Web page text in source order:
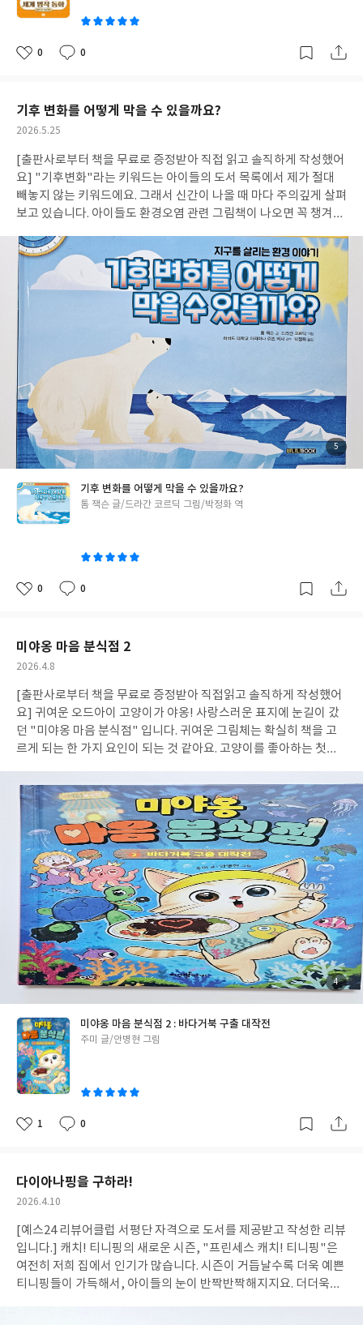
심을 다잡아보고자 합니다. #도서제공 #엄마를위한멘탈수업 #안은
희 #바른북스 #엄마북돋움
서를기르는마음연습그림책
있다는 것을 알았기에 알라딘에게 형 행세를 하며 요술 램프를 가져
오라고 꼬득여요. 그렇게 알라딘이 요술 램프를 가져오게 되는데
요... [감상]디즈니가 익숙해서 그런지, 원전에 가까운 알라딘 이야
도 이해가 가기는 했어요. 어떤 소원이든 들어주는 요술 램프 속 요
정을 보며, 부모를 바라보는 아이들의 바람이 이와 비슷하지 않을까
하는 생각도 해봅니다. 착한 우리 아이들은, 부모님이 어떤 소원이
든 너끈히 들어주는 요술 램프 속 요정처럼 생각할 수 있지 않을까
요? 더불어 매번 어려운 소원을 들어주는 요술 램프 속 요정이 조금
고단하지 않을까, 나쁜 사람에게 혹사당하는 일도 생기지 않을까 하
는 상상도 해보아요. 어쩌면 '착한 사람만 들어갈 수 있는 동굴'의 조
혹사하지 않도록, 착한 사람들만 요술 램프를 가질 수 있게 한 것이
죠. [추천독자]긴 줄글을 읽기 시작하는 초등 2-3학년 학생들이 읽
기 적합할 것 같습니다. 어린이 버전으로 재미있게 각색된 내용이
라, 아이들도 쉽게 읽어내려갈 수 있을 것 같아요. #리뷰어클럽리뷰
#티니핑세계명작동화 #알라딘과요술램프
좋
0
댓
0
작
기후 변화를 어떻게 막을 수 있을까요?
작
일
2026.5.25
[출판사로부터 책을 무료로 증정받아 직접 읽고 솔직하게 작성했어
요] "기후변화"라는 키워드는 아이들의 도서 목록에서 제가 절대
빼놓지 않는 키워드에요. 그래서 신간이 나올 때 마다 주의깊게 살펴
보고 있습니다. 아이들도 환경오염 관련 그림책이 나오면 꼭 챙겨보
히 독특한 방법으로 문제를 제시하고 그와 관련된 자료들을 제공해
요. 다양한 방식으로 탐구할 수 있는 책이기 때문에 이 시리즈 역시
눈여겨 보고 있습니다. 그러던 중, "기후 변화를 어떻게 막을 수 있
을까요?" 라는 주제로 마인드 맵 시리즈가 발간되었다고 하니, 안
볼 수 없었어요. 함께 살펴봐요. > 기후 변화를 어떻게 막을 수 있을
까요? 바나나북의 마인드 맵 그림책은 여타 그림책처럼 선형으로
진행되는 그림책이 아니에요. 한 눈에 들어오는 마인드맵을 바탕으
로 아이들이 질문을 던지고, 해당 페이지를 찾아가 그 질문을 찾아
보는 방식으로 읽을 수 있는 그림책이랍니다. 마치 요즘 챗 GPT같
은 인공지능을 쓸 때, 적절한 질문을 던지면 그 질문의 답이 튀어나
오는 것과 비슷하죠. 차이점이라면, 아마도 챗 GPT와 다르게 질문
이 어느정도 눈에 보이는 형태로 주어지고, 그 질문의 답을 직접 페
이지를 건너면서 찾아가야 한다는 점일거에요. 그리고 그 질문이 계
속해서 이어진다는 것도 또 다른 재미있는 차이점이죠. 커다란 질문
속에 자잘한 다양한 세부 주제들이 있어요. 아이들은 이 질문과 세부
주제를 오가며 책 속 탐험을 떠날 수 있답니다. 제가 이 책을 좋아하
우리가 직접 생활 속에서 실천할 수 있는 방안들 역시 소개해놓았어
지식을 알려주어요. 오랜만에 읽으니 저도 새롭게 느껴지는 내용들
이 많았어요. 특히나 제가 제목에서부터 "초등 추천"을 꽝꽝 박아놓
나하나의 이야기를 깊이있게 전문적으로 다룬다고는 말씀드리기
어려울지도 몰라요. 조금 더 세부적인 내용들은 전문서적을 찾아봐
야겠죠. 하지만 초등학생 입장에서 배워야 할 기본적인 지식들이 간
략간략하게 소개된 것은 분명 맞습니다. 그리고 교과서에서 만날 수
배울 수 있을 거에요. '기후변화'라는 것을 설명하기 위해, 책은 날
씨, 기후, 고기압과 저기압, 위도, 계절 등 다양한 지구과학적 개념
부터 설명해주어요. 우리가 야생을 복원해야 하는 이유, 고기 대신
채소를 가급적 섭취하는게 좋은 이유 역시 책 속에서 알 수 있어요.
매년 뜨거운 기온을 갱신하고 있지요. '지구 온난화'라는 말조차 너
무 가볍다는 이야기가 있을 정도로 그 변화는 극심합니다. 아직 5월
인데, 아이들과 학교 운동장에서 뛰어노는 것 조차 힘들더라고요.
뜨거운 더위에 화상을 입을 지경이었거든요. 피부에 와닿은 기후변
화는, 아마도 아이들의 미래에는 더욱 더 실질적인 위협이 되겠지
요. 그런 의미에서도 초등 친구들이 이 책을 한 번씩 꼭 읽어봤으면
좋겠어요. 수업을 들을 때 마다 들추면서 한 번씩 다시 새겨보면 좋
겠습니다. 교과 연계로도, 올 여름 필독서로도 매우 적절한 책이라
바라는 요즈음입니다. > 추천연령 초등학생초등 저학년 친구들이
읽기에는 조금 어려운 어휘들이 행진입니다. 초등 3-4학년 이상 친
구들이 읽으면 좋을 것 같아요. 과학, 사회 등 탐구 교과 연계 도서로
읽기 좋습니다. 같이 책을 탐험하는 재미 속으로 빠져보아요. #도서
제공 #바나나북 #마인드맵그림책 #기후변화를어떻게막을수있을
첨
부
된
사
5
기후 변화를 어떻게 막을 수 있을까요?
글
톰 잭슨 글/드라간 코르딕 그림/박정화 역
좋
0
댓
0
작
미야옹 마음 분식점 2
작
일
2026.4.8
[출판사로부터 책을 무료로 증정받아 직접읽고 솔직하게 작성했어
요] 귀여운 오드아이 고양이가 야옹! 사랑스러운 표지에 눈길이 갔
던 "미야옹 마음 분식점" 입니다. 귀여운 그림체는 확실히 책을 고
르게 되는 한 가지 요인이 되는 것 같아요. 고양이를 좋아하는 첫째
귀여운 고양이와 함께하는 마음 분식점 이야기, 시작해봐요. > 미야
옹 마음 분식점 2 해수는 최근 바닷가마을로 새로 이사왔습니다. 엄
마와 떨어져서 외할머니 집에서 지내는 것은 썩 마음이 즐겁지는 않
은 일이에요. 그러나 바닷가에서 마음껏 소리지르고 달릴 수 있는 것
하나만큼은 해수의 마음에 들었습니다. 해수는 바닷가에서 소리를
지르며 울적한 마음을 달래곤 했죠. 바닷가에서 종종 마음을 달래던
해수는 얼결에 같은 반 친구인 세란, 준우와 함께 쓰레기를 줍게 됩
니다. 휴가철이 되자 바닷가의 쓰레기는 더욱 많아졌어요. 어마어마
한 쓰레기를 정리하던 해수는 쓰레기와 함께 찾아온 전학의 주범과
마주합니다. 해수에게 도둑질 누명을 씌운 강투와 마주하게 된겁니
다. 좋지 않은 기억을 떠올려버린 해수는 무작정 자리를 피해요. 마
구 달리던 해수는 문득 짙어진 해무와 함께 아주 특이한 가게와 마주
되어버린 바다해수와 친구들은 열심히 바다의 쓰레기를 모읍니다.
그러나 휴가철이 되자마자 바닷가는 더욱 많은 쓰레기로 뒤덮이죠.
심지어 쓰레기를 버리는 사람들 중에는 "치우는 김에 내 것도 치워
줘."라며 당당히 요구하거나, "네가 든 봉지에 버리면 되는 거야?"
라고 이야기하는 사람들도 있었습니다. 이렇듯, 휴가철만 되면 쓰레
니에요. 해수와 친구들이 들어간 깊은 바닷속도 엉망이긴 마찬가지
만들어요. 그들은 결국, 바다에 불필요한 죽음의 그림자마저 드리웁
니다. 바다는 거대한 쓰레기장이 되었어요. 이제는 바다가 쓰레기인
배출하는 쓰레기들이 흐르고 흐르면 결국 바다로 향하게 되어요. 무
심코 흘린 비닐봉지 한 장이, 일주일 뒤에 바다거북의 목을 휘감고
있을지도 모릅니다. 💡 바다, 이대로 괜찮은가요? > 추천연령 초등
저학년귀여운 일러스트와 함께하는 초등 동화에요. 글이 시원시원
첨
부
사
4
미야옹 마음 분식점 2 : 바다거북 구출 대작전
글
주미 글/안병현 그림
좋
1
댓
0
작
다이아나핑을 구하라!
작
일
2026.4.10
[예스24 리뷰어클럽 서평단 자격으로 도서를 제공받고 작성한 리뷰
입니다.] 캐치! 티니핑의 새로운 시즌, "프린세스 캐치! 티니핑"은
여전히 저희 집에서 인기가 많습니다. 시즌이 거듭날수록 더욱 예쁜
티니핑들이 가득해서, 아이들의 눈이 반짝반짝해지지요. 더더욱이